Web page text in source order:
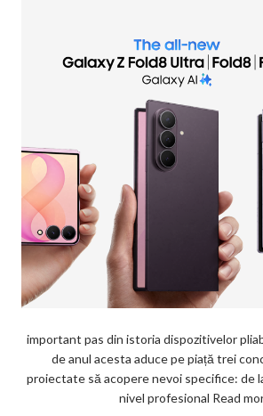
important pas din istoria dispozitivelor
de anul acesta aduce pe piață trei
proiectate să acopere nevoi specifice: de
nivel profesional Read